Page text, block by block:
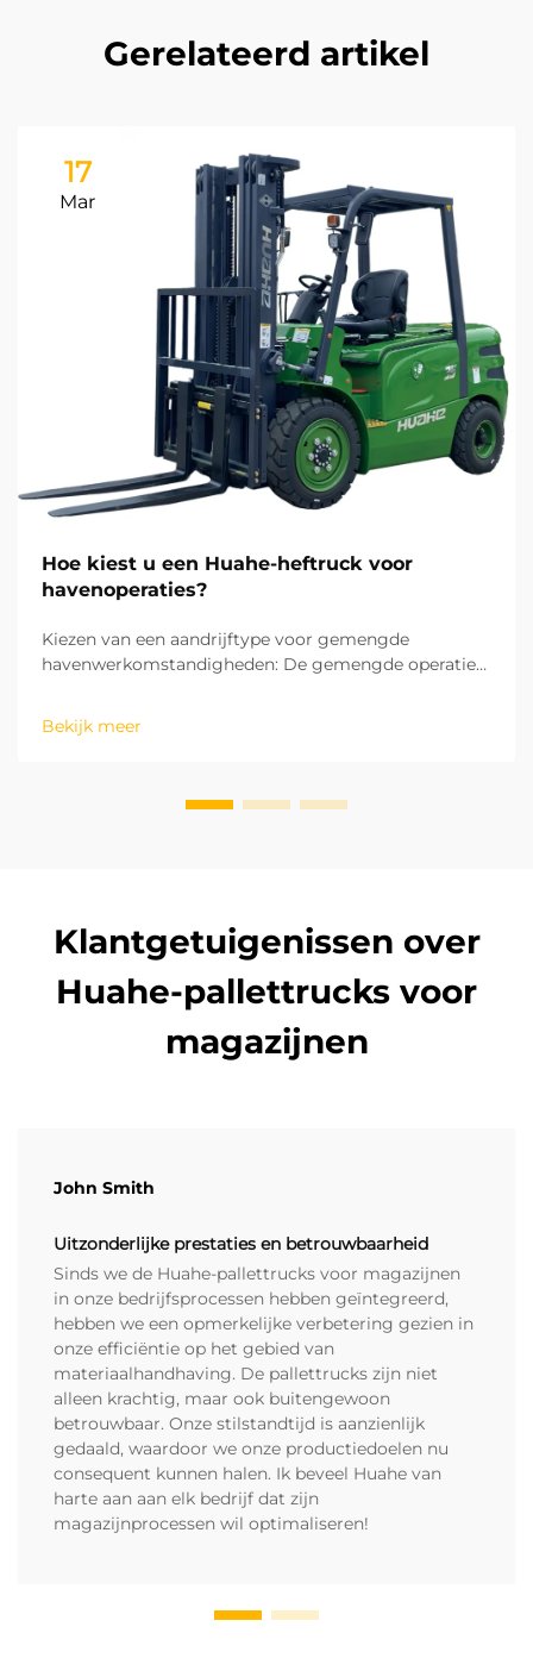
Gerelateerd artikel
17
Mar
Hoe kiest u een Huahe-heftruck voor
havenoperaties?
Kiezen van een aandrijftype voor gemengde
havenwerkomstandigheden: De gemengde operaties
laad- en loswerkzaamheden op het terrein. Dit maakt
Bekijk meer
Klantgetuigenissen over
Huahe-pallettrucks voor
magazijnen
John Smith
Uitzonderlijke prestaties en betrouwbaarheid
Sinds we de Huahe-pallettrucks voor magazijnen
in onze bedrijfsprocessen hebben geïntegreerd,
hebben we een opmerkelijke verbetering gezien in
onze efficiëntie op het gebied van
materiaalhandhaving. De pallettrucks zijn niet
alleen krachtig, maar ook buitengewoon
betrouwbaar. Onze stilstandtijd is aanzienlijk
gedaald, waardoor we onze productiedoelen nu
consequent kunnen halen. Ik beveel Huahe van
harte aan aan elk bedrijf dat zijn
magazijnprocessen wil optimaliseren!